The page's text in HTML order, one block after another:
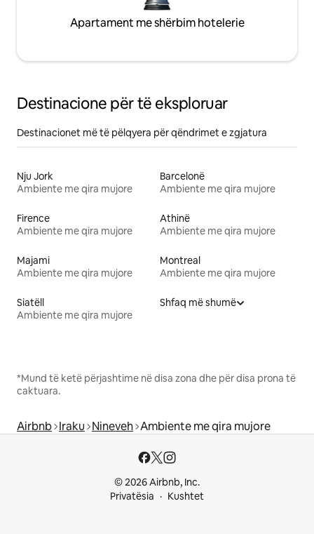
Apartament me shërbim hotelerie
Destinacione për të eksploruar
Destinacionet më të pëlqyera për qëndrimet e zgjatura
Nju Jork
Ambiente me qira mujore
Barcelonë
Ambiente me qira mujore
Firence
Ambiente me qira mujore
Athinë
Ambiente me qira mujore
Majami
Ambiente me qira mujore
Montreal
Ambiente me qira mujore
Siatëll
Ambiente me qira mujore
Shfaq më shumë
*Mund të ketë përjashtime në disa zona dhe për disa prona të
caktuara.
Airbnb Iraku Nineveh Ambiente me qira mujore
© 2026 Airbnb, Inc.
Privatësia
Kushtet